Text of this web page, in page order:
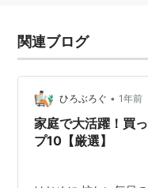
関連ブログ
ひろぶろぐ • 1年前
家庭で大活躍！買
プ10【厳選】